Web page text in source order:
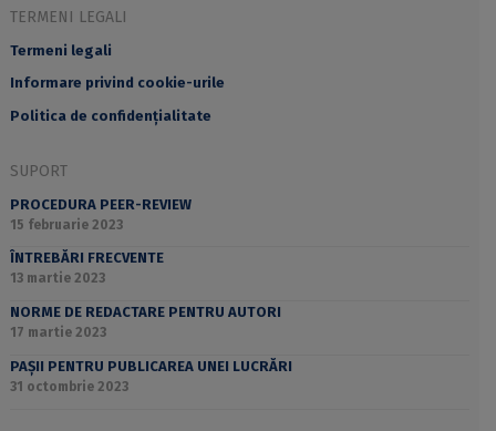
TERMENI LEGALI
Termeni legali
Informare privind cookie-urile
Politica de confidențialitate
SUPORT
PROCEDURA PEER-REVIEW
15 februarie 2023
ÎNTREBĂRI FRECVENTE
13 martie 2023
NORME DE REDACTARE PENTRU AUTORI
17 martie 2023
PAȘII PENTRU PUBLICAREA UNEI LUCRĂRI
31 octombrie 2023